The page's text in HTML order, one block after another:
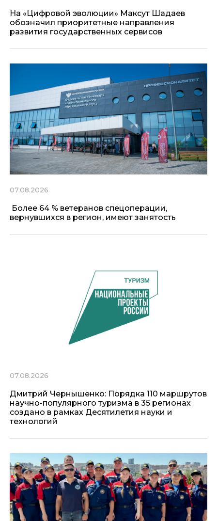
На «Цифровой эволюции» Максут Шадаев
обозначил приоритетные направления
развития государственных сервисов
07.08.2026
Более 64 % ветеранов спецоперации,
вернувшихся в регион, имеют занятость
07.08.2026
Дмитрий Чернышенко: Порядка 110 маршрутов
научно-популярного туризма в 35 регионах
создано в рамках Десятилетия науки и
технологий